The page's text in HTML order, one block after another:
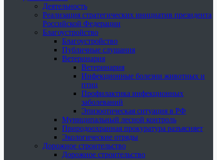
Деятельность
Реализация стратегических инициатив президента
Российской Федерации
Благоустройство
Благоустройство
Публичные слушания
Ветеринария
Ветеринария
Инфекционные болезни животных и
птиц
Профилактика инфекционных
заболеваний
Эпизоотическая ситуация в РФ
Муниципальный лесной контроль
Природоохранная прокуратура разъясняет
Экологические отряды
Дорожное строительство
Дорожное строительство